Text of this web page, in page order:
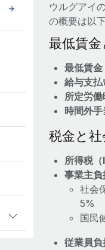
ウルグアイ
の概要は以
最低賃
最低賃金
給与支払
所定労働
時間外手
税金と
所得税（
事業主負
社会
5%
国民
従業員負